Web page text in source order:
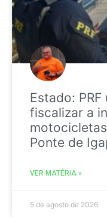
Estado:
fiscalizar a
Ponte de
VER MATÉRIA »
5 de agosto de 2026